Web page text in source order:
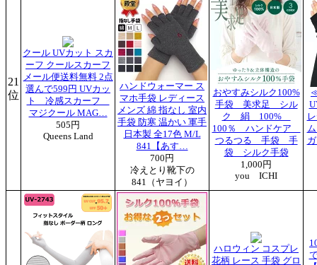
21
位
クール UVカット スカ
ーフ クールスカーフ
メール便送料無料 2点
選んで599円 UVカッ
ト 冷感スカーフ
マジクール MAG…
505円
Queens Land
ハンドウォーマー ス
マホ手袋 レディース
メンズ 綿 指なし 室内
手袋 防寒 温かい 軍手
日本製 全17色 M/L
841【あす…
700円
冷えとり靴下の
841（ヤヨイ）
おやすみシルク100%
手袋 美求足 シル
ク 絹 100%
100％ ハンドケア
つるつる 手袋 手
袋 シルク手袋
1,000円
you ICHI
ハロウィン コスプレ
花柄 レース 手袋 グロ